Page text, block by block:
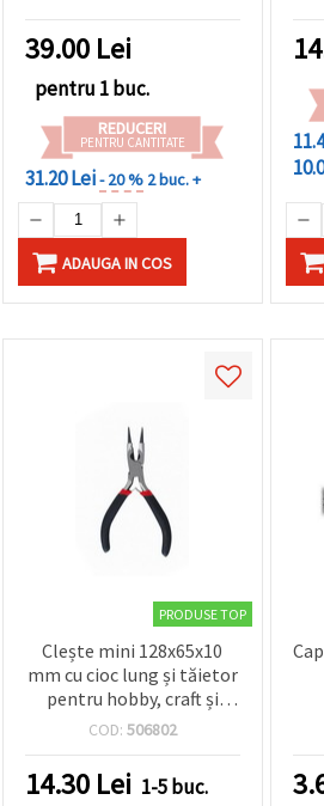
39.00 Lei
pentru 1 buc.
REDUCERI
PENTRU CANTITATE
31.20 Lei- 20 % 2 buc. +
ADAUGA IN COS
PRODUSE TOP
Clește mini 128x65x10
mm cu cioc lung și tăietor
pentru hobby, craft și
bijuterii
COD: 506802
14.30 Lei 1-5 buc.